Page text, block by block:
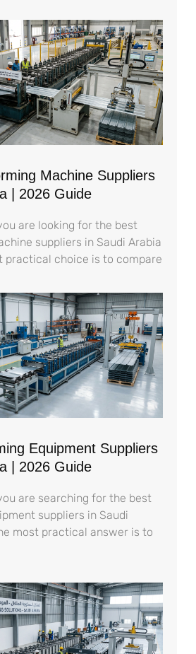
Machine Suppliers
| 2026 Guide
are looking for the best
suppliers in Saudi Arabia
practical choice is to compare
Equipment Suppliers
| 2026 Guide
are searching for the best
suppliers in Saudi
most practical answer is to